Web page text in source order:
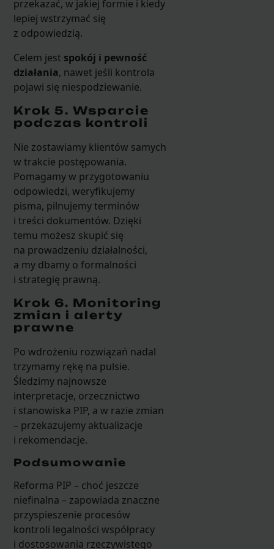
przekazać, w jakiej formie i kiedy
lepiej wstrzymać się
z odpowiedzią.
Celem jest spokój i pewność
działania, nawet jeśli kontrola
pojawi się niespodziewanie.
Krok 5. Wsparcie
podczas kontroli
Nie zostawiamy klientów samych
w trakcie postępowania.
Pomagamy w przygotowaniu
odpowiedzi, weryfikujemy
pisma, pilnujemy terminów
i treści dokumentów. Dzięki
temu możesz skupić się
na prowadzeniu działalności,
a my dbamy o formalności
i strategię prawną.
Krok 6. Monitoring
zmian i alerty
prawne
Po wdrożeniu rozwiązań nadal
trzymamy rękę na pulsie.
Śledzimy najnowsze
interpretacje, orzecznictwo
i stanowiska PIP, a w razie zmian
– przekazujemy aktualizacje
i rekomendacje.
Podsumowanie
Reforma PIP – choć jeszcze
niefinalna – zapowiada znaczne
przyspieszenie procesów
kontroli legalności współpracy
i dostosowania rzeczywistego